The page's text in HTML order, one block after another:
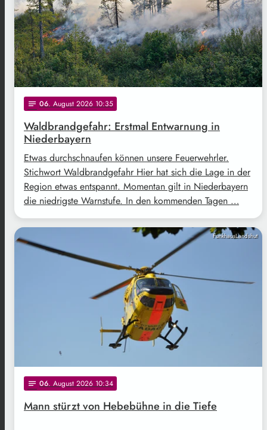
notes 06. August 2026 10:35
Waldbrandgefahr: Erstmal Entwarnung in
Niederbayern
Etwas durchschnaufen können unsere Feuerwehrler.
Stichwort Waldbrandgefahr Hier hat sich die Lage in der
Region etwas entspannt. Momentan gilt in Niederbayern
die niedrigste Warnstufe. In den kommenden Tagen …
FunkhausLandshut
notes 06. August 2026 10:34
Mann stürzt von Hebebühne in die Tiefe